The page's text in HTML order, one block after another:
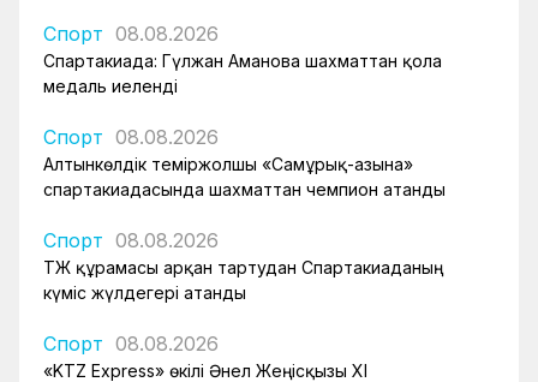
Спорт 08.08.2026
Спартакиада: Гүлжан Аманова шахматтан қола
медаль иеленді
Спорт 08.08.2026
Алтынкөлдік теміржолшы «Самұрық-Қазына»
спартакиадасында шахматтан чемпион атанды
Спорт 08.08.2026
ҚТЖ құрамасы арқан тартудан Спартакиаданың
күміс жүлдегері атанды
Спорт 08.08.2026
«KTZ Express» өкілі Әнел Жеңісқызы XI